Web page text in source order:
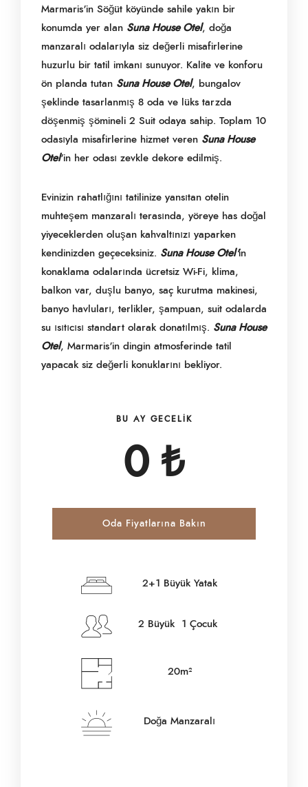
Marmaris'in Söğüt köyünde sahile yakın bir
konumda yer alan Suna House Otel, doğa
manzaralı odalarıyla siz değerli misafirlerine
huzurlu bir tatil imkanı sunuyor. Kalite ve konforu
ön planda tutan Suna House Otel, bungalov
şeklinde tasarlanmış 8 oda ve lüks tarzda
döşenmiş şömineli 2 Suit odaya sahip. Toplam 10
odasıyla misafirlerine hizmet veren Suna House
Otel'in her odası zevkle dekore edilmiş.
Evinizin rahatlığını tatilinize yansıtan otelin
muhteşem manzaralı terasında, yöreye has doğal
yiyeceklerden oluşan kahvaltınızı yaparken
kendinizden geçeceksiniz. Suna House Otel'in
konaklama odalarında ücretsiz Wi-Fi, klima,
balkon var, duşlu banyo, saç kurutma makinesi,
banyo havluları, terlikler, şampuan, suit odalarda
su ısıtıcısı standart olarak donatılmış. Suna House
Otel, Marmaris'in dingin atmosferinde tatil
yapacak siz değerli konuklarını bekliyor.
BU AY GECELIK
0 ₺
Oda Fiyatlarına Bakın
Çıkış Tarihi
2+1 Büyük Yatak
2 Büyük 1 Çocuk
20m²
Doğa Manzaralı